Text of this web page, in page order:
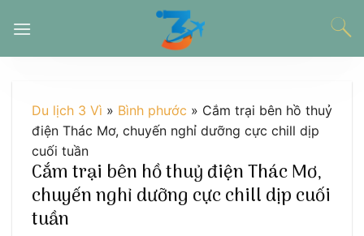
đến
Du lịch 3 Vì » Bình phước » Cắm trại bên hồ thuỷ
điện Thác Mơ, chuyến nghỉ dưỡng cực chill dịp
cuối tuần
Cắm trại bên hồ thuỷ điện Thác Mơ,
chuyến nghỉ dưỡng cực chill dịp cuối
tuần